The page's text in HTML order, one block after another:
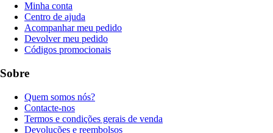
Minha conta
Centro de ajuda
Acompanhar meu pedido
Devolver meu pedido
Códigos promocionais
Sobre
Quem somos nós?
Contacte-nos
Termos e condições gerais de venda
Devoluções e reembolsos